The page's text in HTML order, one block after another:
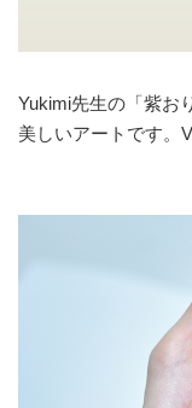
Yukimi先生の「紫お
美しいアートです。